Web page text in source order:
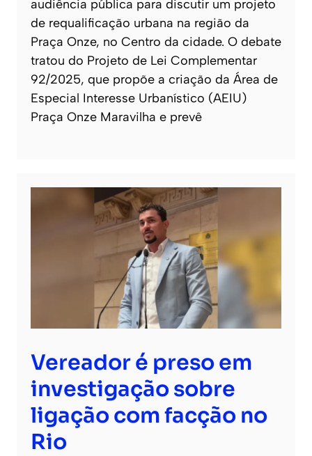
audiência pública para discutir um projeto
de requalificação urbana na região da
Praça Onze, no Centro da cidade. O debate
tratou do Projeto de Lei Complementar
92/2025, que propõe a criação da Área de
Especial Interesse Urbanístico (AEIU)
Praça Onze Maravilha e prevê
Vereador é preso em
investigação sobre
ligação com facção no
Rio